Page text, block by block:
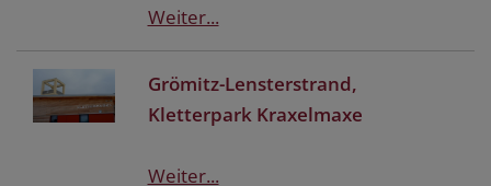
Weiter...
Grömitz-Lensterstrand,
Kletterpark Kraxelmaxe
Weiter...